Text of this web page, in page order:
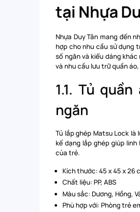
tại Nhựa
Nhựa Duy Tân mang đến
hợp cho nhu cầu sử dụng
số ngăn và kiểu dáng
và nhu cầu lưu trữ quần
1.1. Tủ
ngăn
Tủ lắp ghép Matsu Lock
kế dạng lắp ghép giúp
của trẻ.
Kích thước: 45 x 45 x 26
Chất liệu: PP, ABS
Màu sắc: Dương, Hồng,
Phù hợp với: Phòng trẻ